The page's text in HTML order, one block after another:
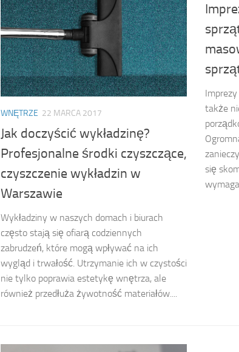
WNĘTRZE 22 MARCA 2017
Jak doczyścić wykładzinę?
Profesjonalne środki czyszczące,
czyszczenie wykładzin w
Warszawie
Wykładziny w naszych domach i biurach
często stają się ofiarą codziennych
zabrudzeń, które mogą wpływać na ich
wygląd i trwałość. Utrzymanie ich w czystości
nie tylko poprawia estetykę wnętrza, ale
również przedłuża żywotność materiałów....
także
się